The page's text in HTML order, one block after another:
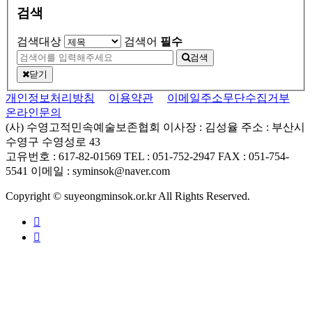
검색
검색대상 검색어 필수
검색
닫기
개인정보처리방침 이용약관
이메일주소무단수집거부
온라인문의
(사) 수영고적민속예술보존협회 이사장 : 김성율 주소 : 부산시
수영구 수영성로 43
고유번호 : 617-82-01569 TEL : 051-752-2947 FAX : 051-754-
5541 이메일 : syminsok@naver.com
Copyright © suyeongminsok.or.kr All Rights Reserved.